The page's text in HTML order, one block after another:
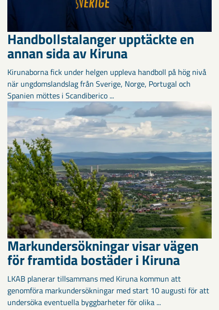
Handbollstalanger upptäckte en
annan sida av Kiruna
Kirunaborna fick under helgen uppleva handboll på hög nivå
när ungdomslandslag från Sverige, Norge, Portugal och
Spanien möttes i Scandiberico ...
Markundersökningar visar vägen
för framtida bostäder i Kiruna
LKAB planerar tillsammans med Kiruna kommun att
genomföra markundersökningar med start 10 augusti för att
undersöka eventuella byggbarheter för olika ...